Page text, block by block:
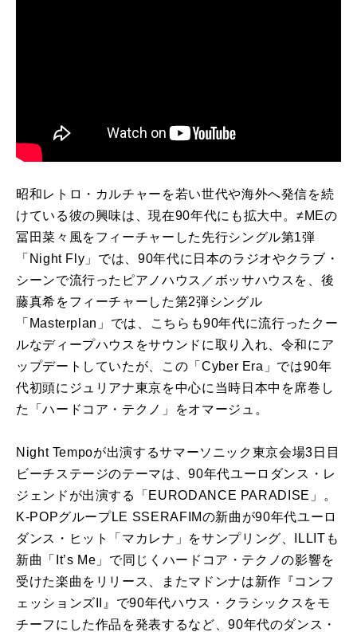
昭和レトロ・カルチャーを若い世代や海外へ発信を続
けている彼の興味は、現在90年代にも拡大中。≠MEの
冨田菜々風をフィーチャーした先行シングル第1弾
「Night Fly」では、90年代に日本のラジオやクラブ・
シーンで流行ったピアノハウス／ボッサハウスを、後
藤真希をフィーチャーした第2弾シングル
「Masterplan」では、こちらも90年代に流行ったクー
ルなディープハウスをサウンドに取り入れ、令和にア
ップデートしていたが、この「Cyber Era」では90年
代初頭にジュリアナ東京を中心に当時日本中を席巻し
た「ハードコア・テクノ」をオマージュ。
Night Tempoが出演するサマーソニック東京会場3日目
ビーチステージのテーマは、90年代ユーロダンス・レ
ジェンドが出演する「EURODANCE PARADISE」。
K-POPグループLE SSERAFIMの新曲が90年代ユーロ
ダンス・ヒット「マカレナ」をサンプリング、ILLITも
新曲「It’s Me」で同じくハードコア・テクノの影響を
受けた楽曲をリリース、またマドンナは新作『コンフ
ェッションズII』で90年代ハウス・クラシックスをモ
チーフにした作品を発表するなど、90年代のダンス・